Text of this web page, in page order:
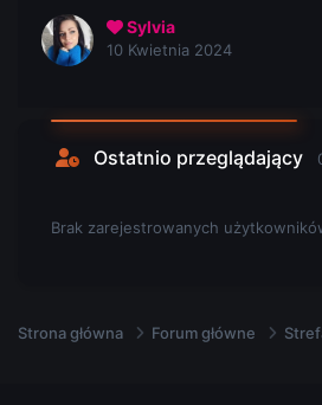
Sylvia
10 Kwietnia 2024
Ostatnio przeglądający
Brak zarejestrowanych
Strona główna Forum główne